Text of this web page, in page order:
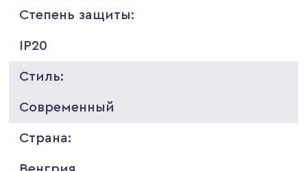
Степень защиты:
IP20
Стиль:
Современный
Страна: